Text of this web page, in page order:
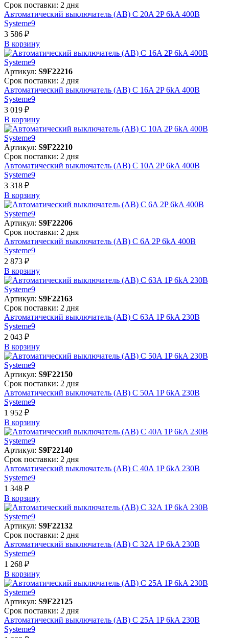
Срок поставки: 2 дня
Автоматический выключатель (АВ) C 20A 2P 6kA 400В
Systeme9
3 586 ₽
В корзинy
Артикул: S9F22216
Срок поставки: 2 дня
Автоматический выключатель (АВ) C 16A 2P 6kA 400В
Systeme9
3 019 ₽
В корзинy
Артикул: S9F22210
Срок поставки: 2 дня
Автоматический выключатель (АВ) C 10A 2P 6kA 400В
Systeme9
3 318 ₽
В корзинy
Артикул: S9F22206
Срок поставки: 2 дня
Автоматический выключатель (АВ) C 6A 2P 6kA 400В
Systeme9
2 873 ₽
В корзинy
Артикул: S9F22163
Срок поставки: 2 дня
Автоматический выключатель (АВ) C 63A 1P 6kA 230В
Systeme9
2 043 ₽
В корзинy
Артикул: S9F22150
Срок поставки: 2 дня
Автоматический выключатель (АВ) C 50A 1P 6kA 230В
Systeme9
1 952 ₽
В корзинy
Артикул: S9F22140
Срок поставки: 2 дня
Автоматический выключатель (АВ) C 40A 1P 6kA 230В
Systeme9
1 348 ₽
В корзинy
Артикул: S9F22132
Срок поставки: 2 дня
Автоматический выключатель (АВ) C 32A 1P 6kA 230В
Systeme9
1 268 ₽
В корзинy
Артикул: S9F22125
Срок поставки: 2 дня
Автоматический выключатель (АВ) C 25A 1P 6kA 230В
Systeme9